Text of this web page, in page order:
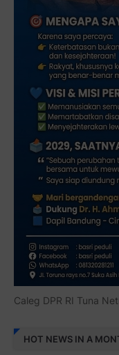
Caleg DPR RI Tuna
HOT NEWS IN A